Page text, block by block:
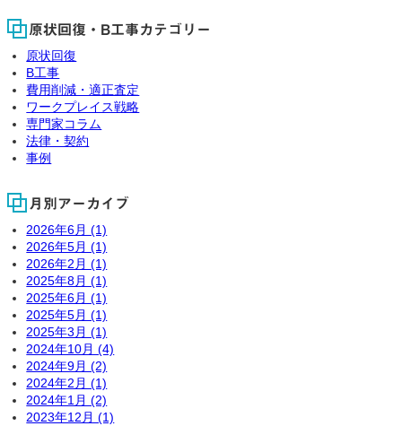
原状回復・B工事カテゴリー
原状回復
B工事
費用削減・適正査定
ワークプレイス戦略
専門家コラム
法律・契約
事例
月別アーカイブ
2026年6月 (1)
2026年5月 (1)
2026年2月 (1)
2025年8月 (1)
2025年6月 (1)
2025年5月 (1)
2025年3月 (1)
2024年10月 (4)
2024年9月 (2)
2024年2月 (1)
2024年1月 (2)
2023年12月 (1)